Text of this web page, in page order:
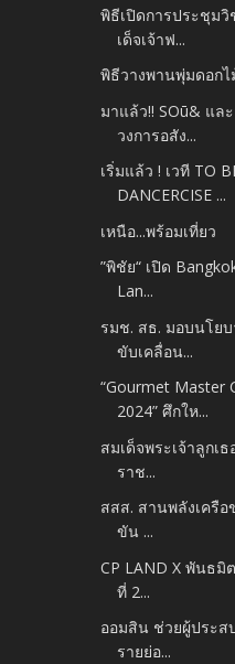
พิธีเปิดการประชุม
เด็จเจ้าฟ...
พิธีวางพานพุ่มดอกไ
มาแล้ว!! SOū& แล
วงการอสัง...
เริ่มแล้ว ! เวที TO
DANCERCISE ...
เหนือ...พร้อมเที่ยว
”พิชัย“ เปิด
Lan...
รมช. สธ. มอบนโย
ขับเคลื่อน...
“Gourmet Master
2024” ศึกให...
สมเด็จพระเจ้าลูก
ราช...
สสส. สานพลังเครื
ขัน ...
CP LAND X พันธมิ
ที่ 2...
ออมสิน ช่วยผู้ประส
รายย่อ...